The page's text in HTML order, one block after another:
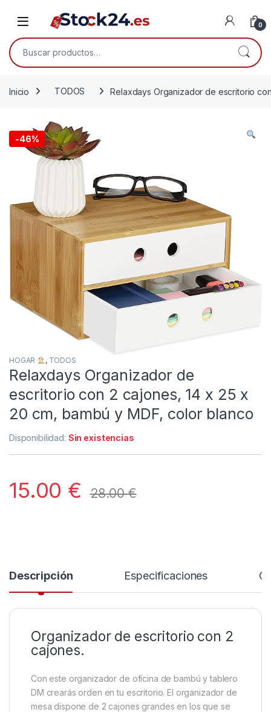
Open 0
Buscar por:
Inicio TODOS Relaxdays Organizador de escritorio
-46%
HOGAR , TODOS
Relaxdays Organizador de
escritorio con 2 cajones, 14 x 25 x
20 cm, bambú y MDF, color blanco
Disponibilidad: Sin existencias
15.00 € 28.00€
Descripción Especificaciones
Organizador de escritorio con 2
cajones.
Con este organizador de oficina de bambú y tablero
DM crearás orden en tu escritorio. El organizador de
mesa dispone de 2 cajones grandes en los que se